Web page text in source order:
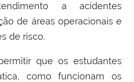
a acidentes
de áreas operacionais e
de risco.
que os estudantes
como funcionam os